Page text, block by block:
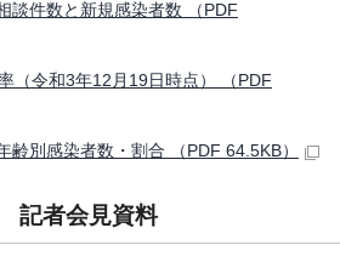
件数と新規感染者数 （PDF
（令和3年12月19日時点） （PDF
別感染者数・割合 （PDF 64.5KB）
記者会見資料